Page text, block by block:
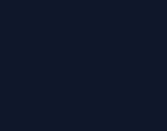
chwili zaczyna się
poranki, spokojne
stole, dzieci